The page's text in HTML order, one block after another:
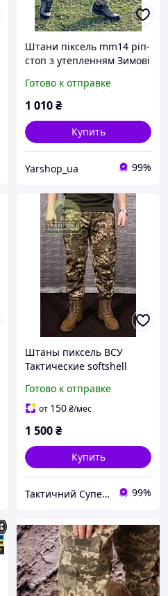
Штани піксель mm14 ріп-
стоп з утепленням Зимові
Готово к отправке
1 010₴
Купить
Yarshop_ua 99%
Штаны пиксель ВСУ
Тактические softshell
Готово к отправке
от 150₴/мес
1 500₴
Купить
Тактичний Супермаркет 99%